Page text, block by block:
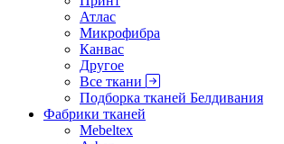
Атлас
Микрофибра
Канвас
Другое
Все ткани
Подборка тканей Белдивания
Фабрики тканей
Mebeltex